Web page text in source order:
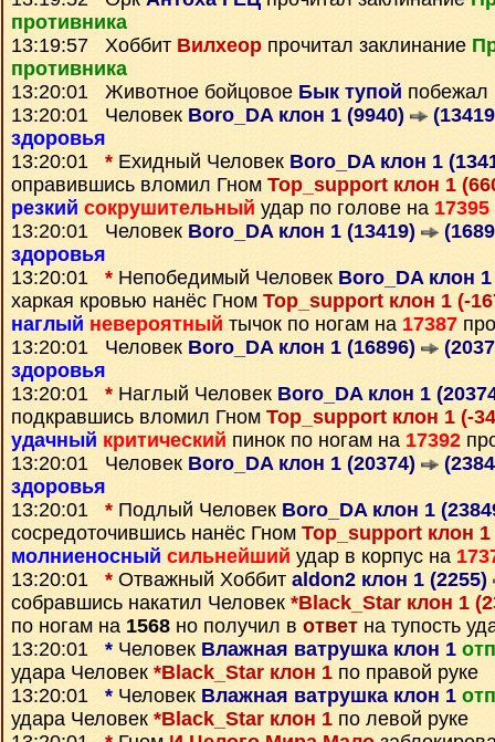
противника
13:19:57 Хоббит Вилхеор прочитал заклинание
противника
13:20:01 Животное бойцовое Бык тупой побежал
13:20:01 Человек Boro_DA клон 1 (9940)
здоровья
13:20:01 * Ехидный Человек Boro_DA клон 1
оправившись вломил Гном Top_support клон 1
резкий сокрушительный удар по голове на 17395
13:20:01 Человек Boro_DA клон 1 (13419)
здоровья
13:20:01 * Непобедимый Человек Boro_DA клон
харкая кровью нанёс Гном Top_support клон 1 (-
наглый невероятный тычок по ногам на 17387
13:20:01 Человек Boro_DA клон 1 (16896)
здоровья
13:20:01 * Наглый Человек Boro_DA клон 1
подкравшись вломил Гном Top_support клон 1 (-
удачный критический пинок по ногам на 17392
13:20:01 Человек Boro_DA клон 1 (20374)
здоровья
13:20:01 * Подлый Человек Boro_DA клон 1
сосредоточившись нанёс Гном Top_support клон
молниеносный сильнейший удар в корпус на
13:20:01 * Отважный Хоббит aldon2 клон 1 (2255)
собравшись накатил Человек *Black_Star клон 1
по ногам на 1568 но получил в ответ на тупость
13:20:01 * Человек Влажная ватрушка клон 1
удара Человек *Black_Star клон 1 по правой руке
13:20:01 * Человек Влажная ватрушка клон 1
удара Человек *Black_Star клон 1 по левой руке